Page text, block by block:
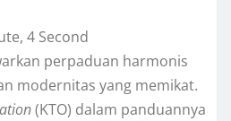
4 Second
perpaduan harmonis
modernitas yang memikat.
(KTO) dalam panduannya